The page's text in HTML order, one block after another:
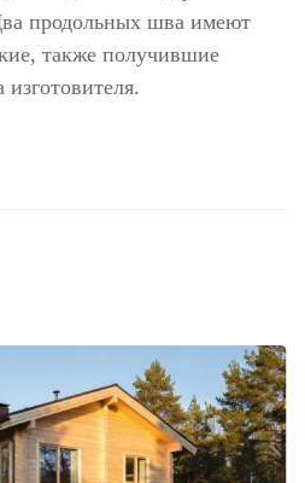
продольных шва имеют
также получившие
изготовителя.